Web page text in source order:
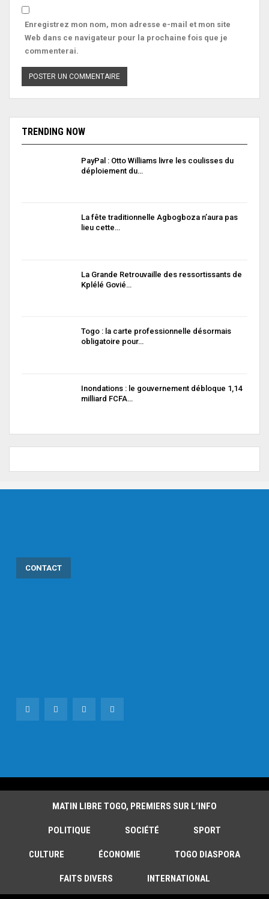
Enregistrez mon nom, mon adresse e-mail et mon site
Web dans ce navigateur pour la prochaine fois que je
commenterai.
TRENDING NOW
PayPal : Otto Williams livre les coulisses du
déploiement du…
La fête traditionnelle Agbogboza n’aura pas
lieu cette…
La Grande Retrouvaille des ressortissants de
Kplélé Govié…
Togo : la carte professionnelle désormais
obligatoire pour…
Inondations : le gouvernement débloque 1,14
milliard FCFA…
CONTACT
MATIN LIBRE TOGO, PREMIERS SUR L’INFO
POLITIQUE SOCIÉTÉ SPORT
CULTURE ÉCONOMIE TOGO DIASPORA
FAITS DIVERS INTERNATIONAL